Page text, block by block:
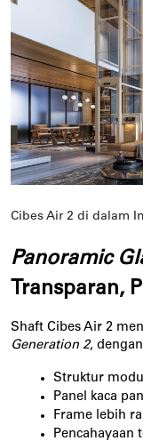
Cibes Air 2 di dalam
Panoramic
Transparan,
Shaft Cibes Air 2
Generation 2,
Struktur
Panel kaca
Frame lebih
Pencahayaan